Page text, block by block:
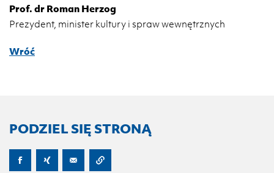
Prof. dr Roman He­rzog
Pre­zy­dent, mi­ni­ster kul­tu­ry i spraw we­wnętrz­nych
Wróć
PODZIEL SIĘ STRONĄ